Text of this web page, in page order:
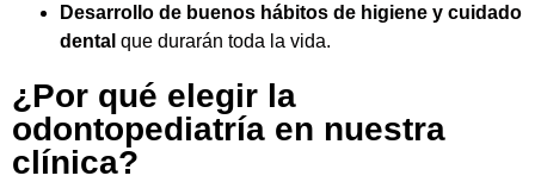
Desarrollo de buenos hábitos de higiene y cuidado
dental que durarán toda la vida.
¿Por qué elegir la
odontopediatría en nuestra
clínica?